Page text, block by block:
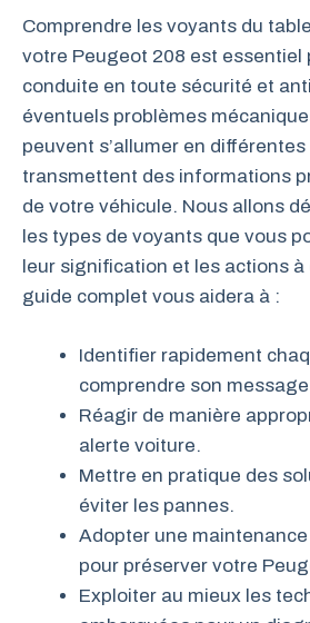
Comprendre les voyants du
votre Peugeot 208 est essentiel
conduite en toute sécurité et
éventuels problèmes
peuvent s’allumer en
transmettent des informations
de votre véhicule. Nous allons
les types de voyants que vous
leur signification et les actions à
guide complet vous aidera à :
Identifier rapidement
comprendre son
Réagir de manière
alerte voiture.
Mettre en pratique des
éviter les pannes.
Adopter une
pour préserver votre
Exploiter au mieux les